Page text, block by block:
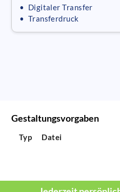
• Digitaler Transfer
• Transferdruck
Gestaltungsvorgaben
Typ Datei